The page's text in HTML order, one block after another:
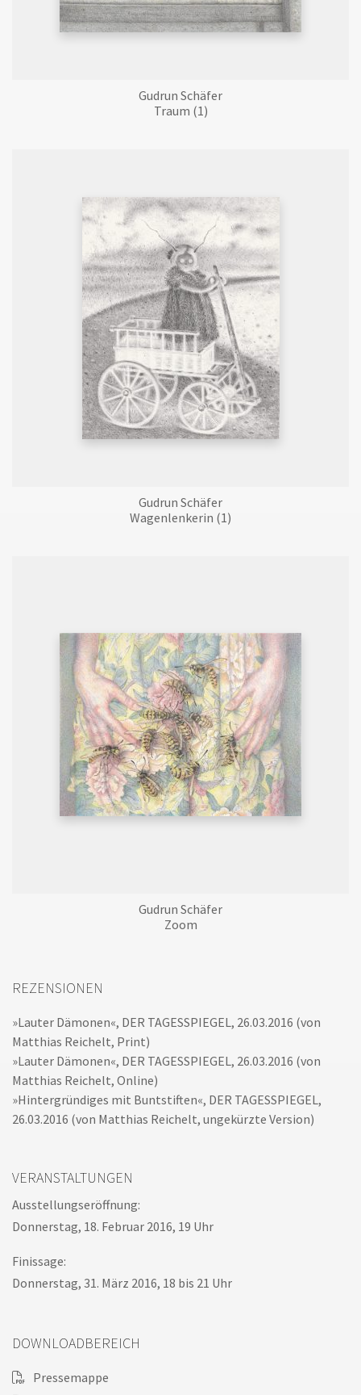
Gudrun Schäfer
Traum (1)
Gudrun Schäfer
Wagenlenkerin (1)
Gudrun Schäfer
Zoom
REZENSIONEN
»Lauter Dämonen«, DER TAGESSPIEGEL, 26.03.2016 (von
Matthias Reichelt, Print)
»Lauter Dämonen«, DER TAGESSPIEGEL, 26.03.2016 (von
Matthias Reichelt, Online)
»Hintergründiges mit Buntstiften«, DER TAGESSPIEGEL,
26.03.2016 (von Matthias Reichelt, ungekürzte Version)
VERANSTALTUNGEN
Ausstellungseröffnung:
Donnerstag, 18. Februar 2016, 19 Uhr
Finissage:
Donnerstag, 31. März 2016, 18 bis 21 Uhr
DOWNLOADBEREICH
Pressemappe